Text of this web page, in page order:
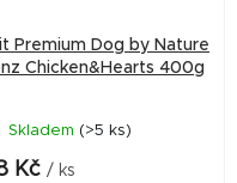
Premium Dog by Nature
Chicken&Hearts 400g
Skladem (>5 ks)
Kč / ks